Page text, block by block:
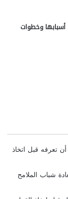
وخطوات
تعرفه قبل اتخاذ
شباب الملامح